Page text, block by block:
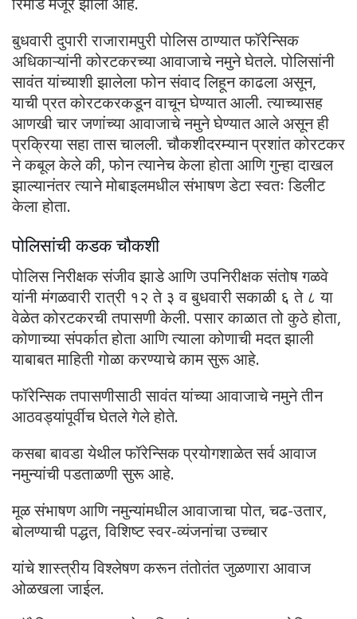
बुधवारी दुपारी राजारामपुरी पोलिस ठाण्यात फॉरेन्सिक
अधिकाऱ्यांनी कोरटकरच्या आवाजाचे नमुने घेतले. पोलिसांनी
सावंत यांच्याशी झालेला फोन संवाद लिहून काढला असून,
याची प्रत कोरटकरकडून वाचून घेण्यात आली. त्याच्यासह
आणखी चार जणांच्या आवाजाचे नमुने घेण्यात आले असून ही
प्रक्रिया सहा तास चालली. चौकशीदरम्यान प्रशांत कोरटकर
ने कबूल केले की, फोन त्यानेच केला होता आणि गुन्हा दाखल
झाल्यानंतर त्याने मोबाइलमधील संभाषण डेटा स्वतः डिलीट
केला होता.
पोलिसांची कडक चौकशी
पोलिस निरीक्षक संजीव झाडे आणि उपनिरीक्षक संतोष गळवे
यांनी मंगळवारी रात्री १२ ते ३ व बुधवारी सकाळी ६ ते ८ या
वेळेत कोरटकरची तपासणी केली. पसार काळात तो कुठे होता,
कोणाच्या संपर्कात होता आणि त्याला कोणाची मदत झाली
याबाबत माहिती गोळा करण्याचे काम सुरू आहे.
फॉरेन्सिक तपासणीसाठी सावंत यांच्या आवाजाचे नमुने तीन
आठवड्यांपूर्वीच घेतले गेले होते.
कसबा बावडा येथील फॉरेन्सिक प्रयोगशाळेत सर्व आवाज
नमुन्यांची पडताळणी सुरू आहे.
मूळ संभाषण आणि नमुन्यांमधील आवाजाचा पोत, चढ-उतार,
बोलण्याची पद्धत, विशिष्ट स्वर-व्यंजनांचा उच्चार
यांचे शास्त्रीय विश्लेषण करून तंतोतंत जुळणारा आवाज
ओळखला जाईल.